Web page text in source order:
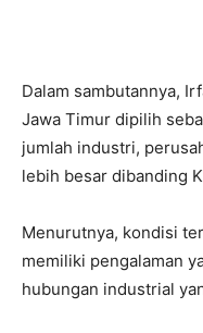
Dalam sambutannya,
Jawa Timur dipilih
jumlah industri,
lebih besar dibanding
Menurutnya, kondisi
memiliki pengalaman
hubungan industrial